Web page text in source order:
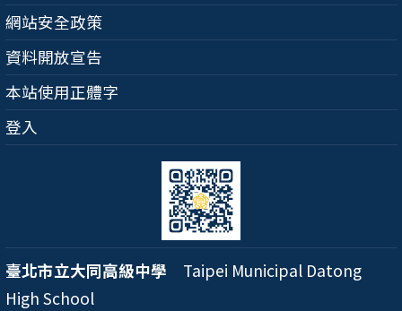
網站安全政策
資料開放宣告
本站使用正體字
登入
臺北市立大同高級中學 Taipei Municipal Datong
High School